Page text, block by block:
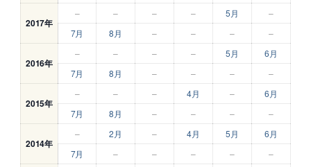
2017年
– – – – 5月
–
7月
8月 – – – –
2016年
– – – – 5月
6月
7月
8月 – – – –
2015年
– – – 4月 –
6月
7月
8月 – – – –
2014年
– 2月 – 4月 5月
6月
7月
– – – – –